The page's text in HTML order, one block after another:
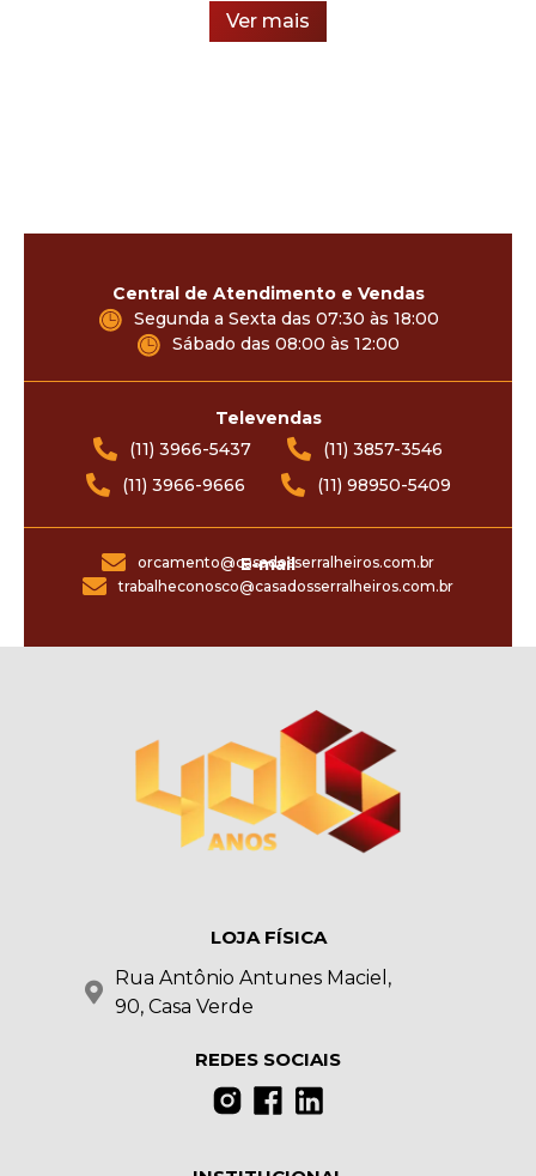
Ver mais
Central de Atendimento e Vendas
Segunda a Sexta das 07:30 às 18:00
Sábado das 08:00 às 12:00
Televendas
(11) 3966-5437
(11) 3857-3546
(11) 3966-9666
(11) 98950-5409
E-mail
orcamento@casadosserralheiros.com.br
trabalheconosco@casadosserralheiros.com.br
LOJA FÍSICA
Rua Antônio Antunes Maciel,
90, Casa Verde
REDES SOCIAIS